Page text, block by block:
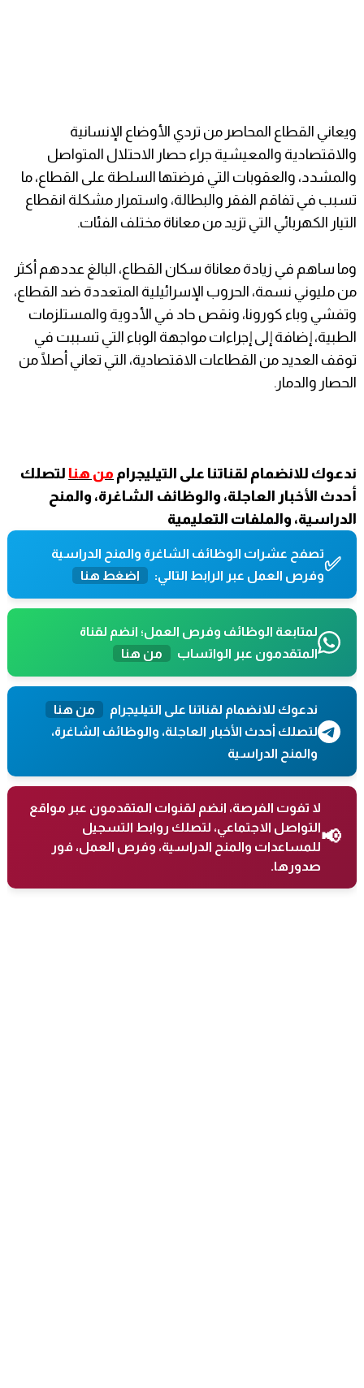
ويعاني القطاع المحاصر من تردي الأوضاع الإنسانية
والاقتصادية والمعيشية جراء حصار الاحتلال المتواصل
والمشدد، والعقوبات التي فرضتها السلطة على القطاع، ما
تسبب في تفاقم الفقر والبطالة، واستمرار مشكلة انقطاع
التيار الكهربائي التي تزيد من معاناة مختلف الفئات.
وما ساهم في زيادة معاناة سكان القطاع، البالغ عددهم أكثر
من مليوني نسمة، الحروب الإسرائيلية المتعددة ضد القطاع،
وتفشي وباء كورونا، ونقص حاد في الأدوية والمستلزمات
الطبية، إضافة إلى إجراءات مواجهة الوباء التي تسببت في
توقف العديد من القطاعات الاقتصادية، التي تعاني أصلًا من
الحصار والدمار.
ندعوك للانضمام لقناتنا على التيليجرام من هنا لتصلك
أحدث الأخبار العاجلة، والوظائف الشاغرة، والمنح
الدراسية، والملفات التعليمية
✅تصفح عشرات الوظائف الشاغرة والمنح الدراسية
وفرص العمل عبر الرابط التالي:
اضغط هنا
لمتابعة الوظائف وفرص العمل؛ انضم لقناة
المتقدمون عبر الواتساب
من هنا
ندعوك للانضمام لقناتنا على التيليجرام
من هنا
لتصلك أحدث الأخبار العاجلة، والوظائف الشاغرة،
والمنح الدراسية
📢
لا تفوت الفرصة، انضم لقنوات المتقدمون عبر مواقع
التواصل الاجتماعي، لتصلك روابط التسجيل
للمساعدات والمنح الدراسية، وفرص العمل، فور
صدورها.